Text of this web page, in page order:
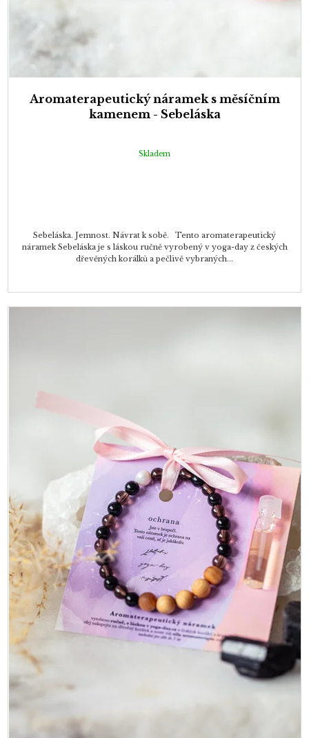
Aromaterapeutický náramek s měsíčním
kamenem - Sebeláska
Skladem
Sebeláska. Jemnost. Návrat k sobě. Tento aromaterapeutický
náramek Sebeláska je s láskou ručně vyrobený v yoga-day z českých
dřevěných korálků a pečlivě vybraných...